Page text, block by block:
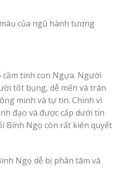
của ngũ hành tương
tinh con Ngựa. Người
tốt bụng, dễ mến và tràn
minh và tự tin. Chính vì
đạo và được cấp dưới tin
Bính Ngọ còn rất kiên quyết
Ngọ dễ bị phân tâm và